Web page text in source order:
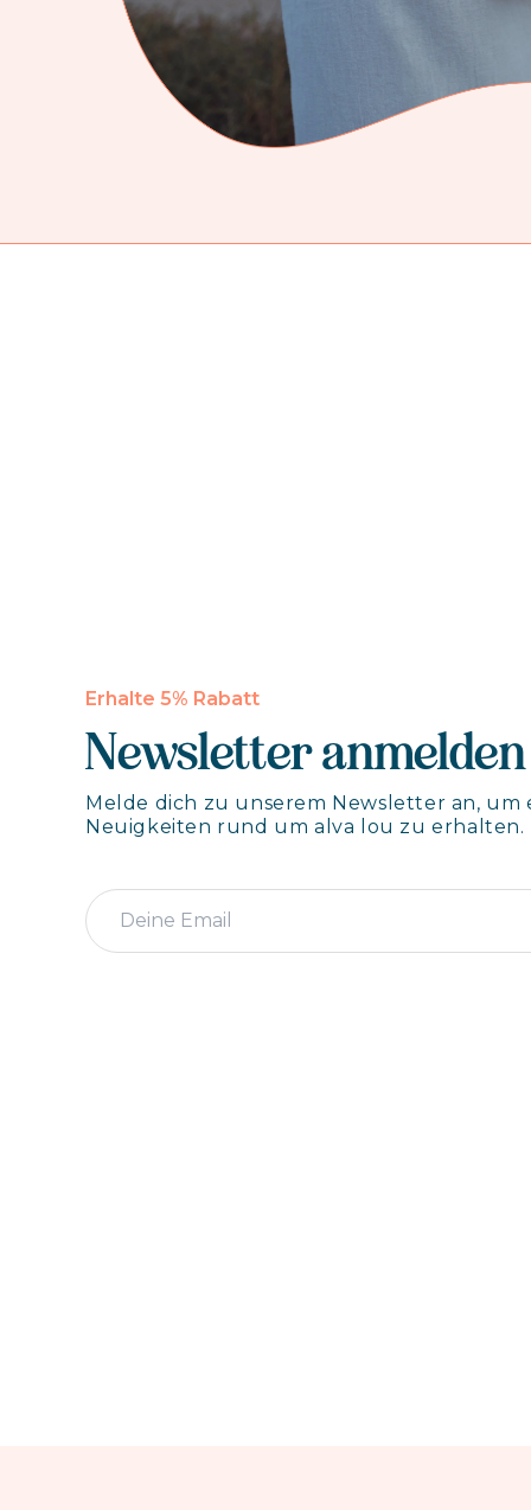
Erhalte 5% Rabatt
Newsletter anmelden
Melde dich zu unserem Newsletter an,
Neuigkeiten rund um alva lou zu erhalten.